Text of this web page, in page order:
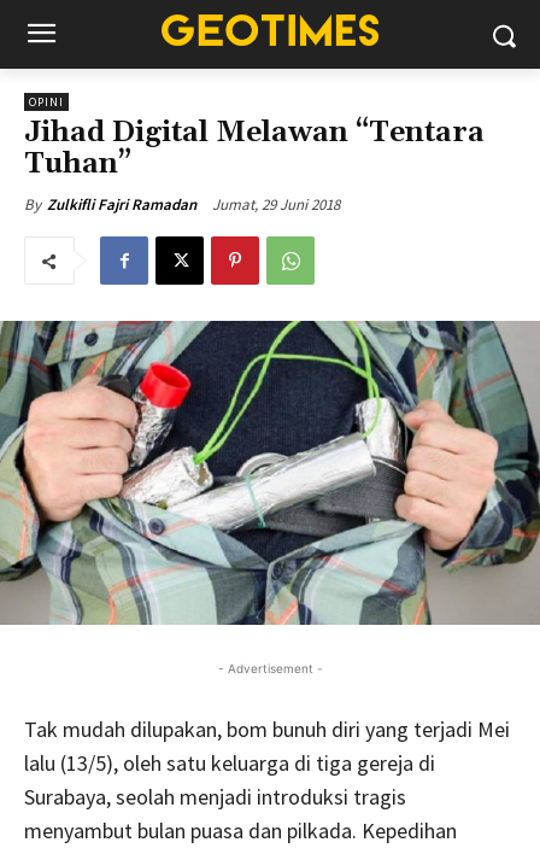
OPINI
Jihad Digital Melawan “Tentara
Tuhan”
By Zulkifli Fajri Ramadan Jumat, 29 Juni 2018
- Advertisement -
Tak mudah dilupakan, bom bunuh diri yang terjadi Mei
lalu (13/5), oleh satu keluarga di tiga gereja di
Surabaya, seolah menjadi introduksi tragis
menyambut bulan puasa dan pilkada. Kepedihan